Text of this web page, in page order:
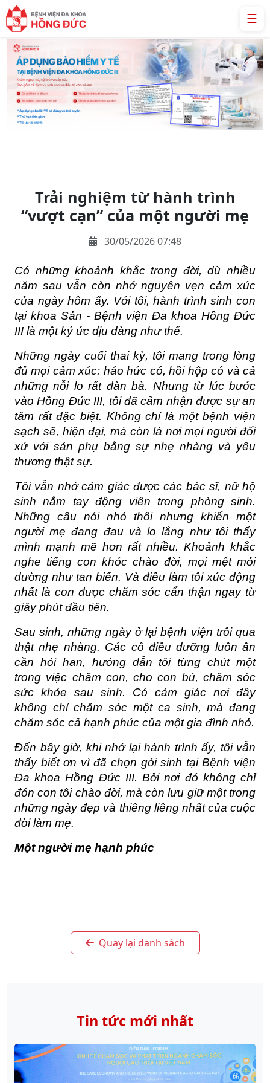
☰
Trải nghiệm từ hành trình
“vượt cạn” của một người mẹ
30/05/2026 07:48
Có những khoảnh khắc trong đời, dù nhiều
năm sau vẫn còn nhớ nguyên vẹn cảm xúc
của ngày hôm ấy. Với tôi, hành trình sinh con
tại khoa Sản - Bệnh viện Đa khoa Hồng Đức
III là một ký ức dịu dàng như thế.
Những ngày cuối thai kỳ, tôi mang trong lòng
đủ mọi cảm xúc: háo hức có, hồi hộp có và cả
những nỗi lo rất đàn bà. Nhưng từ lúc bước
vào Hồng Đức III, tôi đã cảm nhận được sự an
tâm rất đặc biệt. Không chỉ là một bệnh viện
sạch sẽ, hiện đại, mà còn là nơi mọi người đối
xử với sản phụ bằng sự nhẹ nhàng và yêu
thương thật sự.
Tôi vẫn nhớ cảm giác được các bác sĩ, nữ hộ
sinh nắm tay động viên trong phòng sinh.
Những câu nói nhỏ thôi nhưng khiến một
người mẹ đang đau và lo lắng như tôi thấy
mình mạnh mẽ hơn rất nhiều. Khoảnh khắc
nghe tiếng con khóc chào đời, mọi mệt mỏi
dường như tan biến. Và điều làm tôi xúc động
nhất là con được chăm sóc cẩn thận ngay từ
giây phút đầu tiên.
Sau sinh, những ngày ở lại bệnh viện trôi qua
thật nhẹ nhàng. Các cô điều dưỡng luôn ân
cần hỏi han, hướng dẫn tôi từng chút một
trong việc chăm con, cho con bú, chăm sóc
sức khỏe sau sinh. Có cảm giác nơi đây
không chỉ chăm sóc một ca sinh, mà đang
chăm sóc cả hạnh phúc của một gia đình nhỏ.
Đến bây giờ, khi nhớ lại hành trình ấy, tôi vẫn
thấy biết ơn vì đã chọn gói sinh tại Bệnh viện
Đa khoa Hồng Đức III. Bởi nơi đó không chỉ
đón con tôi chào đời, mà còn lưu giữ một trong
những ngày đẹp và thiêng liêng nhất của cuộc
đời làm mẹ.
Một người mẹ hạnh phúc
Quay lại danh sách
Tin tức mới nhất